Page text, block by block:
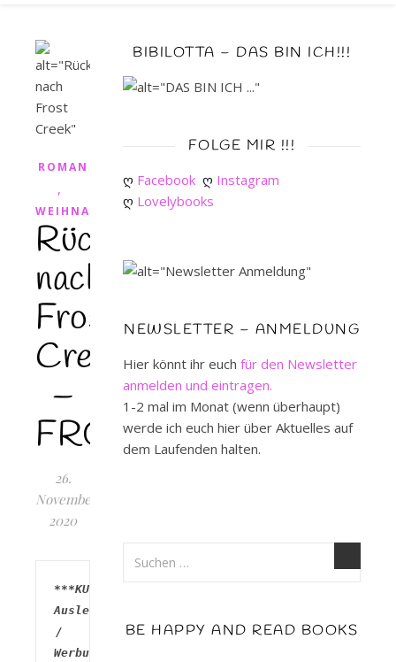
ROMAN
,
WEIHNACHTEN
Rückkehr
nach
Frost
Creek
–
FROSTMAGIE
26.
November
2020
***KU-
Ausleihe
/
Werbung***
BIBILOTTA – DAS BIN ICH!!!
FOLGE MIR !!!
ღ Facebook ღ Instagram
ღ Lovelybooks
NEWSLETTER – ANMELDUNG
Hier könnt ihr euch für den Newsletter
anmelden und eintragen.
1-2 mal im Monat (wenn überhaupt)
werde ich euch hier über Aktuelles auf
dem Laufenden halten.
BE HAPPY AND READ BOOKS